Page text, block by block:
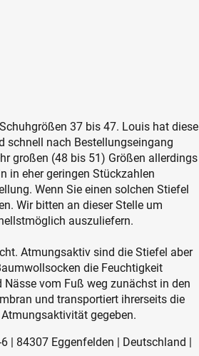
37 bis 47. Louis hat diese
schnell nach Bestellungseingang
großen (48 bis 51) Größen allerdings
in eher geringen Stückzahlen
Wenn Sie einen solchen Stiefel
Wir bitten an dieser Stelle um
auszuliefern.
Atmungsaktiv sind die Stiefel aber
die Feuchtigkeit
vom Fuß weg zunächst in den
und transportiert ihrerseits die
gegeben.
| 84307 Eggenfelden | Deutschland |